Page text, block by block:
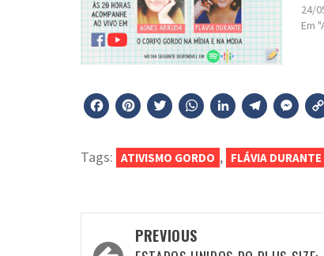
24/
Em
Facebook
Pinterest
Twitter
WhatsApp
Tags: ATIVISMO GORDO , FLÁVIA DURANTE
Post
PREVIOUS